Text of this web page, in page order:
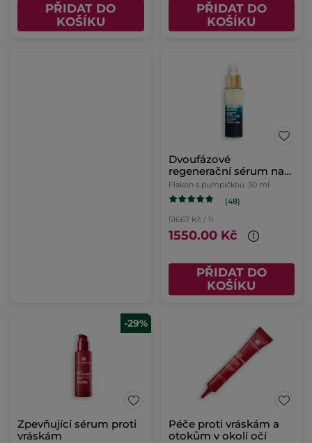
PŘIDAT DO
KOŠÍKU
PŘIDAT DO
KOŠÍKU
Dvoufázové
regenerační sérum na
noc
Flakon s pumpičkou 30 ml
(48)
51667 Kč / 1l
1550.00 Kč
PŘIDAT DO
KOŠÍKU
-29%
Zpevňující sérum proti
vráskám
Péče proti vráskám a
otokům v okolí očí